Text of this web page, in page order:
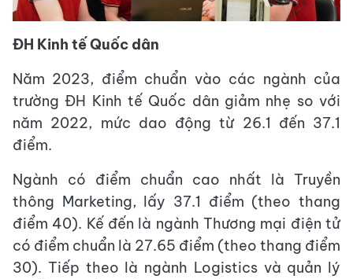
ĐH Kinh tế Quốc dân
Năm 2023, điểm chuẩn vào các ngành của
trường ĐH Kinh tế Quốc dân giảm nhẹ so với
năm 2022, mức dao động từ 26.1 đến 37.1
điểm.
Ngành có điểm chuẩn cao nhất là Truyền
thông Marketing, lấy 37.1 điểm (theo thang
điểm 40). Kế đến là ngành Thương mại điện tử
có điểm chuẩn là 27.65 điểm (theo thang điểm
30). Tiếp theo là ngành Logistics và quản lý